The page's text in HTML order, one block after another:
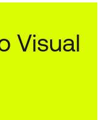
Visual